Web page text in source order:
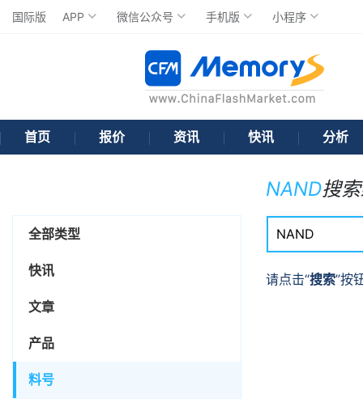
国际版 APP 微信公众号 手机版 小程序
首页 报价 资讯 快讯 分析
全部类型
快讯
文章
产品
料号
NAND搜
请点击“搜索”按